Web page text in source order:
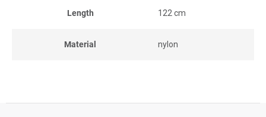
Length 122 cm
Material nylon